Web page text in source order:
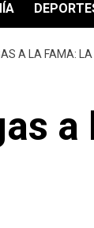
A LA FAMA: